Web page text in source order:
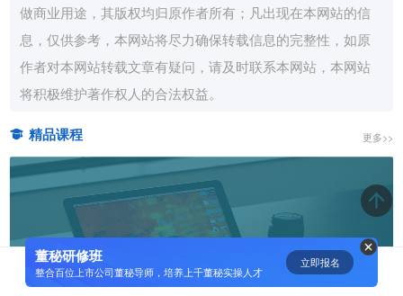
短视频用户规模超2.4亿 商业模式
仍处于探索当中
07-24
腾讯与马化腾：腾讯五虎是如何分
08-01
资鲸精选 | Airbnb天使轮融资BP只
有这14页，但足以打动投资人
11-21
做商业用途，其版权均归原作者所有；凡出现在本网站的信
息，仅供参考，本网站将尽力确保转载信息的完整性，如原
作者对本网站转载文章有疑问，请及时联系本网站，本网站
将积极维护著作权人的合法权益。
精品课程 更多>>
董秘研修班
整合百位上市公司董秘导师，培养上千董秘实操人才
立即报名